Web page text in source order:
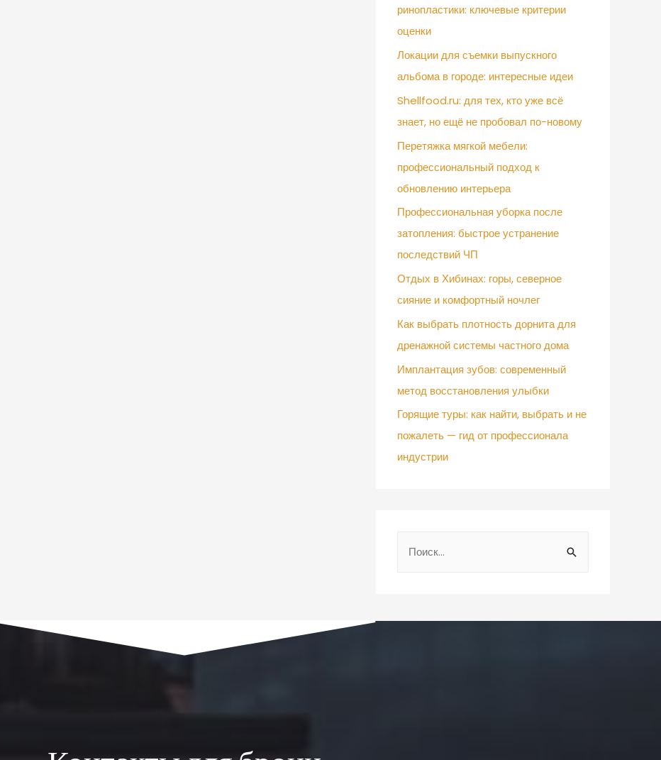
ринопластики: ключевые критерии
оценки
Локации для съемки выпускного
альбома в городе: интересные идеи
Shellfood.ru: для тех, кто уже всё
знает, но ещё не пробовал по-новому
Перетяжка мягкой мебели:
профессиональный подход к
обновлению интерьера
Профессиональная уборка после
затопления: быстрое устранение
последствий ЧП
Отдых в Хибинах: горы, северное
сияние и комфортный ночлег
Как выбрать плотность дорнита для
дренажной системы частного дома
Имплантация зубов: современный
метод восстановления улыбки
Горящие туры: как найти, выбрать и не
пожалеть — гид от профессионала
индустрии